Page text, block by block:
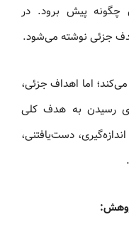
چگونه پیش برود. در
جزئی نوشته می‌شود.
اما اهداف جزئی،
رسیدن به هدف کلی
دست‌یافتنی،